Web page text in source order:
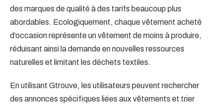
des marques de qualité à des tarifs beaucoup plus
abordables. Ecologiquement, chaque vêtement acheté
d’occasion représente un vêtement de moins à produire,
réduisant ainsi la demande en nouvelles ressources
naturelles et limitant les déchets textiles.
En utilisant Gtrouve, les utilisateurs peuvent rechercher
des annonces spécifiques liées aux vêtements et trier